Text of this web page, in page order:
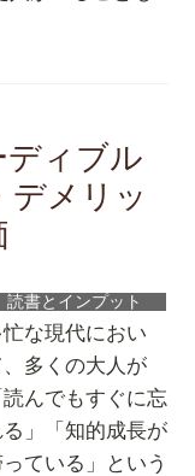
ディブル
デメリッ
読書とインプット
忙な現代におい
、多くの大人が
読んでもすぐに忘
る」「知的成長が
ている」という